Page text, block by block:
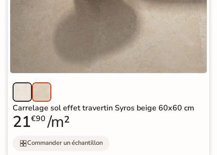
Carrelage sol effet travertin Syros beige 60x60 cm
21€90 /m²
Commander un échantillon